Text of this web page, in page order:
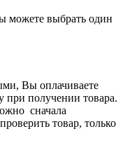
можете выбрать один
Вы оплачиваете
при получении товара.
сначала
товар, только